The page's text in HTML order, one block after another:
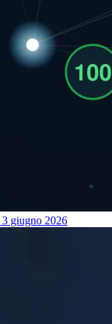
3 giugno 2026